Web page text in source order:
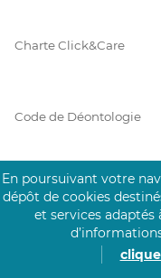
Charte Click&Care
Code de Déontologie
Mentions Légales
Prérequis Click&Care
En poursuivant votre
dépôt de cookies
et services adaptés